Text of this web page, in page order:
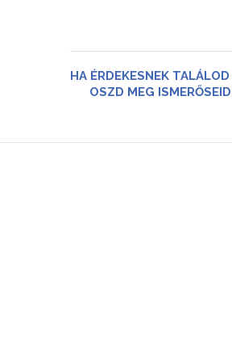
HA ÉRDEKESNEK
OSZD MEG